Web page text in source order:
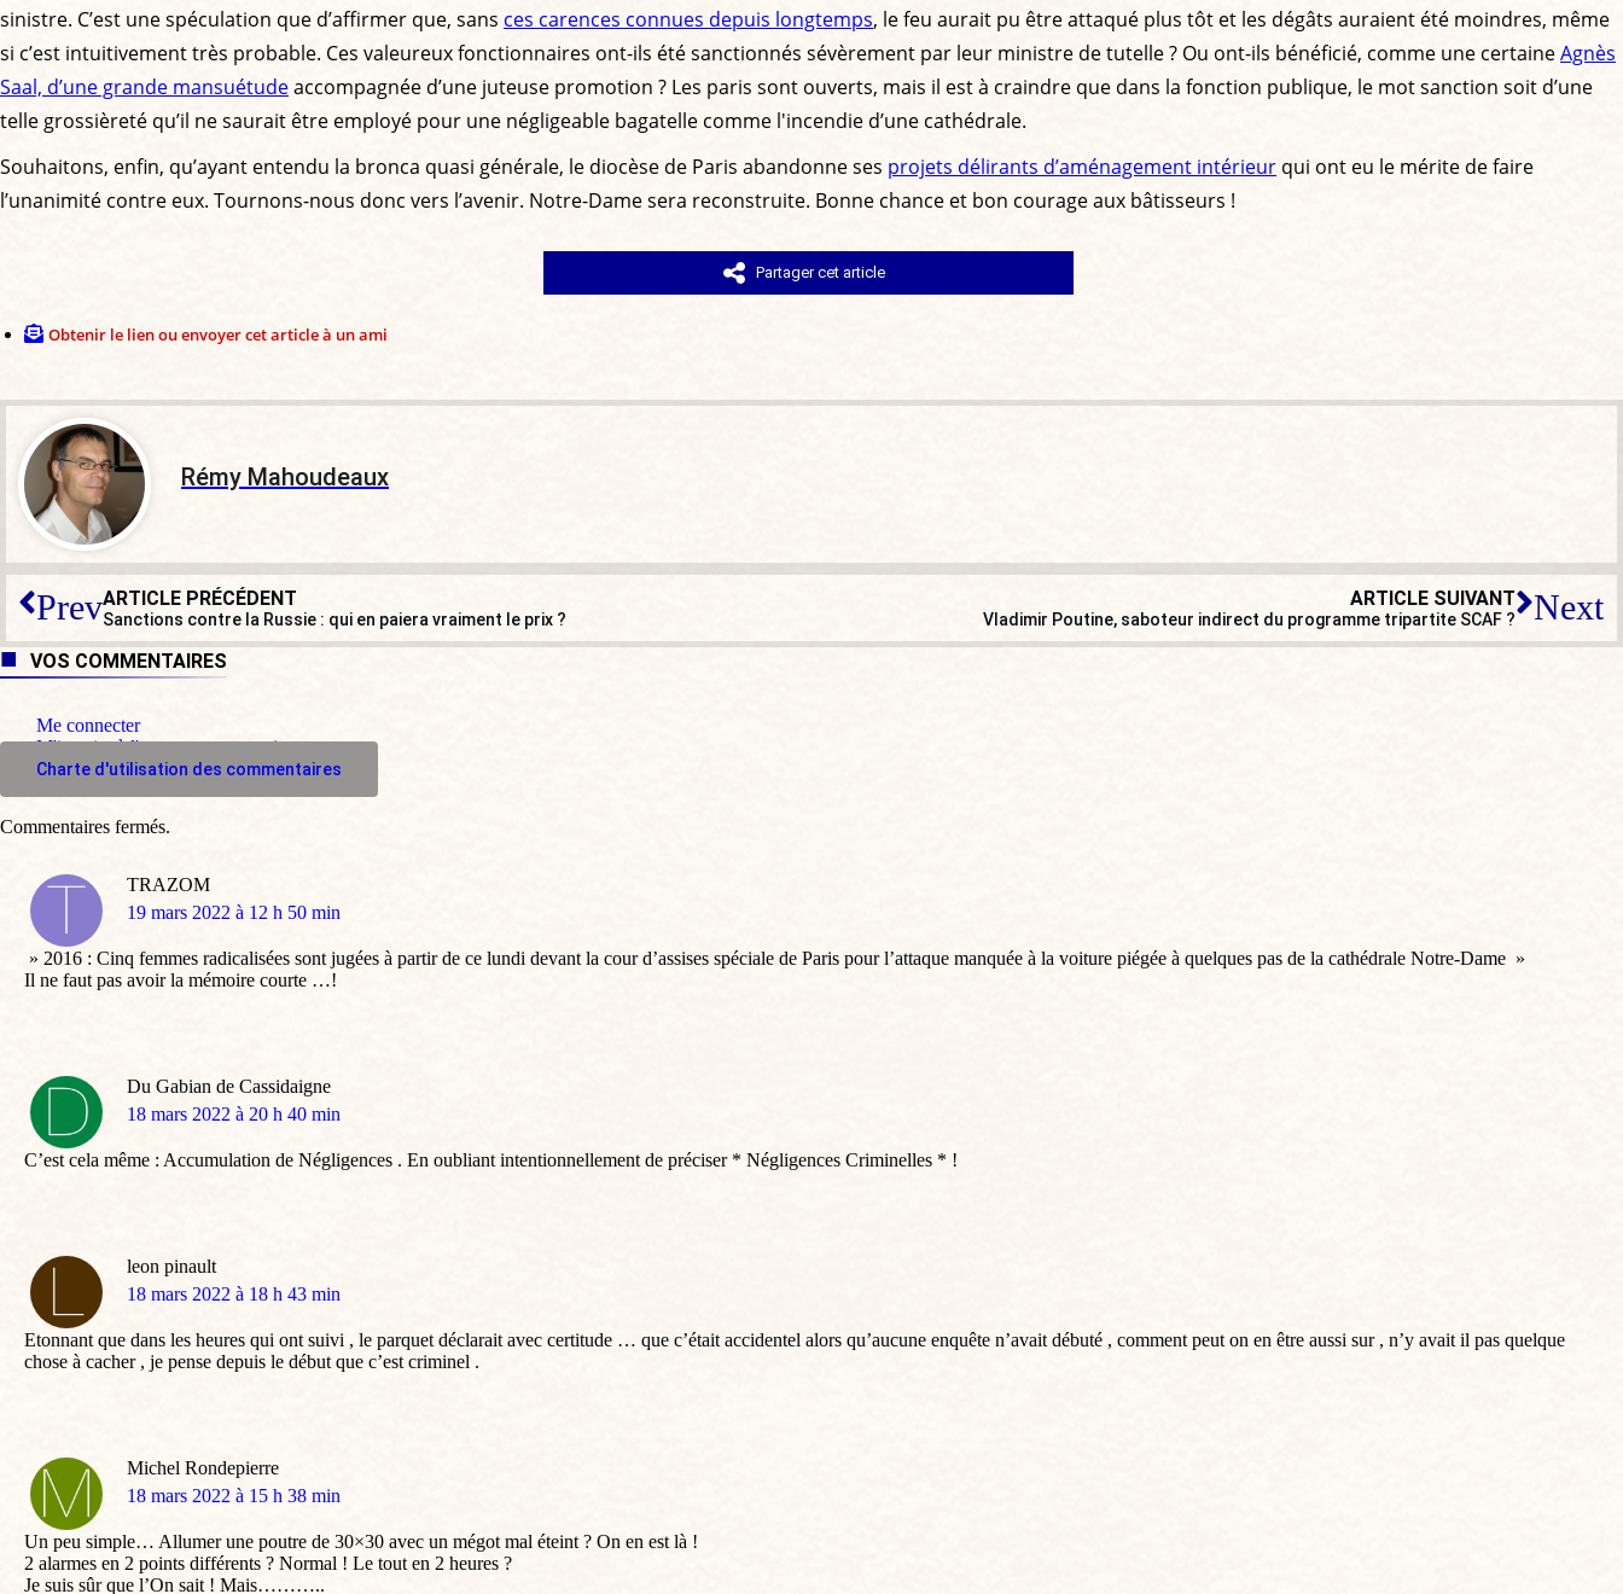
sinistre. C’est une spéculation que d’affirmer que, sans ces carences connues depuis longtemps, le feu aurait pu être attaqué plus tôt et les dégâts auraient été moindres, même
si c’est intuitivement très probable. Ces valeureux fonctionnaires ont-ils été sanctionnés sévèrement par leur ministre de tutelle ? Ou ont-ils bénéficié, comme une certaineAgnès
Saal, d’une grande mansuétudeaccompagnée d’une juteuse promotion ? Les paris sont ouverts, mais il est à craindre que dans la fonction publique, le mot sanction soit d’une
telle grossièreté qu’il ne saurait être employé pour une négligeable bagatelle comme l'incendie d’une cathédrale.
Souhaitons, enfin, qu’ayant entendu la bronca quasi générale, le diocèse de Paris abandonne ses projets délirants d’aménagement intérieur qui ont eu le mérite de faire
l’unanimité contre eux. Tournons-nous donc vers l’avenir. Notre-Dame sera reconstruite. Bonne chance et bon courage aux bâtisseurs !
Partager cet article
Obtenir le lien ou envoyer cet article à un ami
Rémy Mahoudeaux
PrevARTICLE PRÉCÉDENT
Sanctions contre la Russie : qui en paiera vraiment le prix ?
ARTICLE SUIVANT
Vladimir Poutine, saboteur indirect du programme tripartite SCAF ? Next
VOS COMMENTAIRES
Me connecter
M'inscrire à l'espace commentaire
Charte d'utilisation des commentaires
TRAZOM
dit
19 mars 2022 à 12 h 50 min
» 2016 : Cinq femmes radicalisées sont jugées à partir de ce lundi devant la cour d’assises spéciale de Paris pour l’attaque manquée à la voiture piégée à quelques pas de la cathédrale Notre-Dame »
Il ne faut pas avoir la mémoire courte …!
Du Gabian de Cassidaigne
dit
18 mars 2022 à 20 h 40 min
C’est cela même : Accumulation de Négligences . En oubliant intentionnellement de préciser * Négligences Criminelles * !
leon pinault
dit
18 mars 2022 à 18 h 43 min
Etonnant que dans les heures qui ont suivi , le parquet déclarait avec certitude … que c’était accidentel alors qu’aucune enquête n’avait débuté , comment peut on en être aussi sur , n’y avait il pas quelque
chose à cacher , je pense depuis le début que c’est criminel .
Michel Rondepierre
dit
18 mars 2022 à 15 h 38 min
Un peu simple… Allumer une poutre de 30×30 avec un mégot mal éteint ? On en est là !
2 alarmes en 2 points différents ? Normal ! Le tout en 2 heures ?
Je suis sûr que l’On sait ! Mais………..
Commentaires fermés.